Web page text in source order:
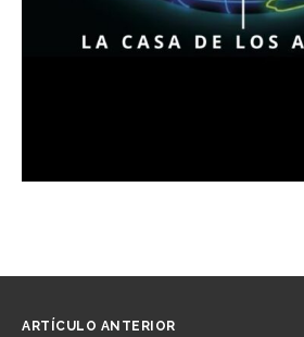
ARTÍCULO ANTERIOR